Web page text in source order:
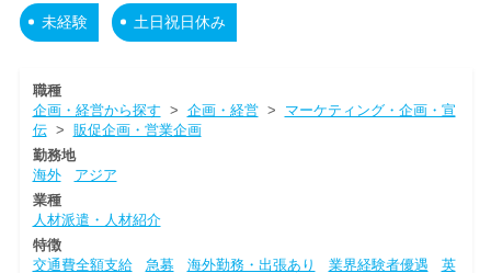
未経験 土日祝日休み
職種
企画・経営から探す > 企画・経営> マーケティング・企画・宣
伝> 販促企画・営業企画
勤務地
海外
アジア
業種
人材派遣・人材紹介
特徴
交通費全額支給
急募 海外勤務・出張あり 業界経験者優遇
英